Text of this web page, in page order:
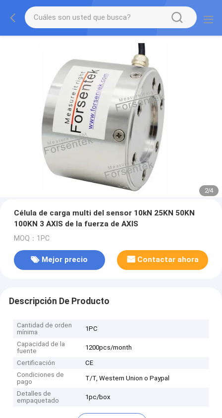
2/4
Célula de carga multi del sensor 10kN 25KN 50KN
100KN 3 AXIS de la fuerza de AXIS
MOQ：1PC
Mejor precio Contactar ahora
Descripción De Producto
Cantidad de orden
mínima
1PC
Capacidad de la
fuente
1200pcs/month
Certificación
CE
Condiciones de
pago
T/T, Western Union o Paypal
Detalles de
empaquetado
1pc/box